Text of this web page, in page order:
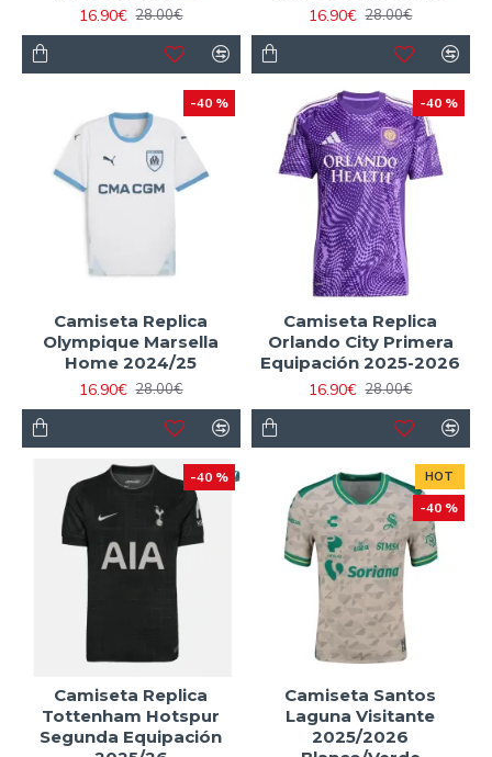
16.90€ 28.00€
16.90€ 28.00€
-40 %
Camiseta Replica
Olympique Marsella
Home 2024/25
16.90€ 28.00€
-40 %
Camiseta Replica
Orlando City Primera
Equipación 2025-2026
16.90€ 28.00€
-40 %
Camiseta Replica
Tottenham Hotspur
Segunda Equipación
HOT
-40 %
Camiseta Santos
Laguna Visitante
2025/2026